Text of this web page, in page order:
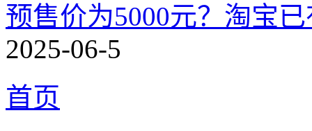
预售价为5000元？淘宝
2025-06-5
首页